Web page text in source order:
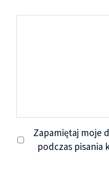
Zapamiętaj moje
podczas pisania